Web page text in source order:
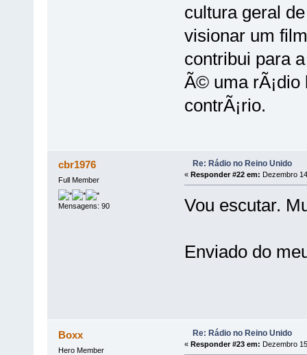
cultura geral
visionar um
contribui para
Ã© uma rÃ¡dio
contrÃ¡rio.
cbr1976
Full Member
Mensagens: 90
Re: Rádio no Reino Unido
« Responder #22 em: Dezembro
Vou escutar.
Enviado do
Boxx
Hero Member
Re: Rádio no Reino Unido
« Responder #23 em: Dezembro